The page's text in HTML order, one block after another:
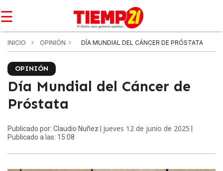
☰
INICIO OPINIÓN DÍA MUNDIAL DEL CÁNCER DE PRÓSTATA
OPINIÓN
Día Mundial del Cáncer de
Próstata
Publicado por: Claudio Nuñez | jueves 12 de junio de 2025
Publicado a las: 15:08